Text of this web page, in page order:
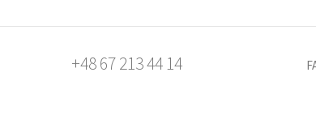
+4867 213 44 14